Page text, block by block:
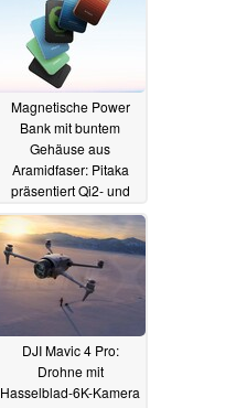
Magnetische Power
Bank mit buntem
Gehäuse aus
Aramidfaser: Pitaka
präsentiert Qi2- und
MagSafe-Power-Bank
04.06.2025
DJI Mavic 4 Pro:
Drohne mit
Hasselblad-6K-Kamera